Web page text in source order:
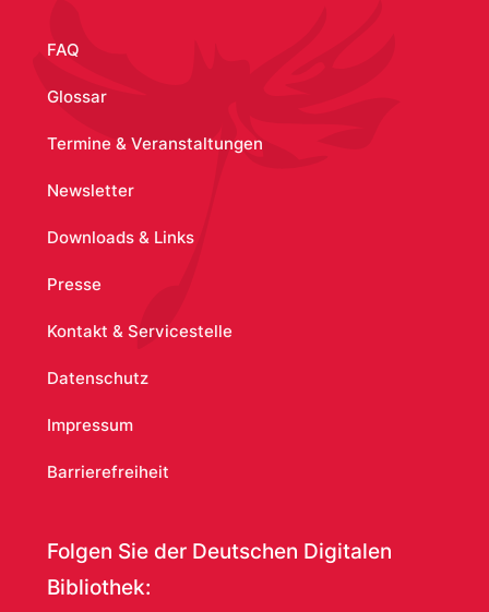
FAQ
Glossar
Termine & Veranstaltungen
Newsletter
Downloads & Links
Presse
Kontakt & Servicestelle
Datenschutz
Impressum
Barrierefreiheit
Folgen Sie der Deutschen Digitalen
Bibliothek: